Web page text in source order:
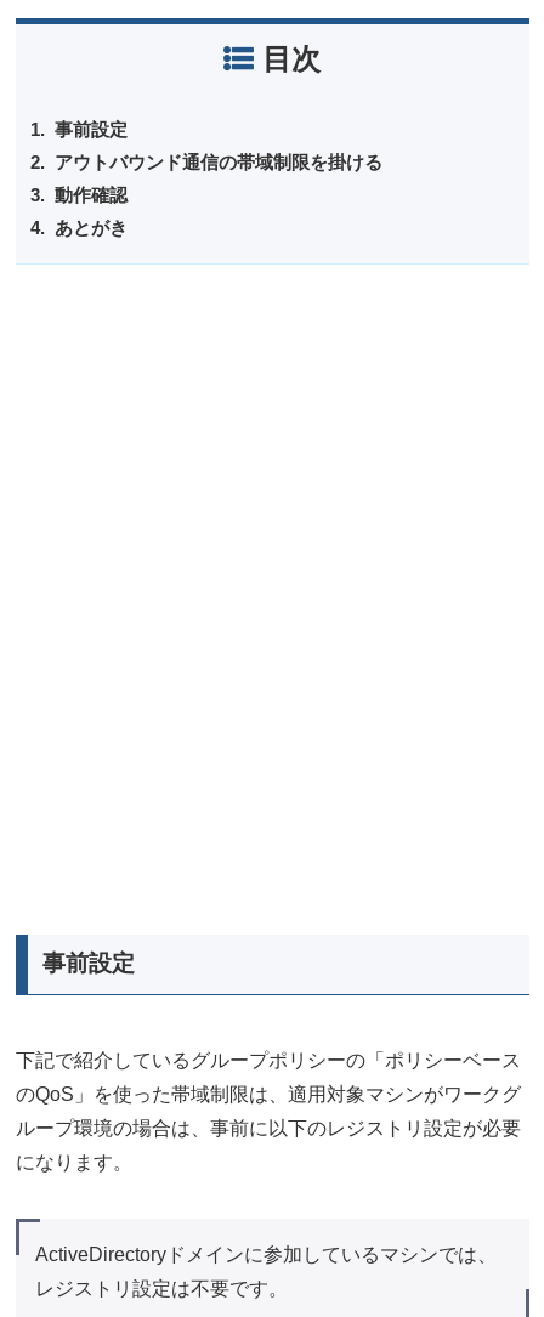
目次
事前設定
アウトバウンド通信の帯域制限を掛ける
動作確認
あとがき
事前設定
下記で紹介しているグループポリシーの「ポリシーベース
のQoS」を使った帯域制限は、適用対象マシンがワークグ
ループ環境の場合は、事前に以下のレジストリ設定が必要
になります。
ActiveDirectoryドメインに参加しているマシンでは、
レジストリ設定は不要です。